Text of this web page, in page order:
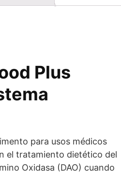
Plus
para usos médicos
el tratamiento dietético del
Oxidasa (DAO) cuando